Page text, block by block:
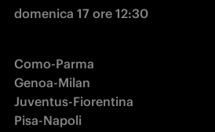
domenica 17 ore 12:30
Como-Parma
Genoa-Milan
Juventus-Fiorentina
Pisa-Napoli